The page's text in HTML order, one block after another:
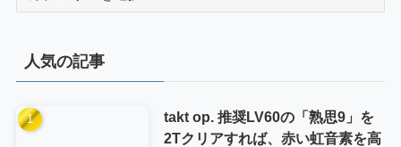
ー
人気の記事
takt op. 推奨LV60の「熟思9」を
2Tクリアすれば、赤い虹音素を高